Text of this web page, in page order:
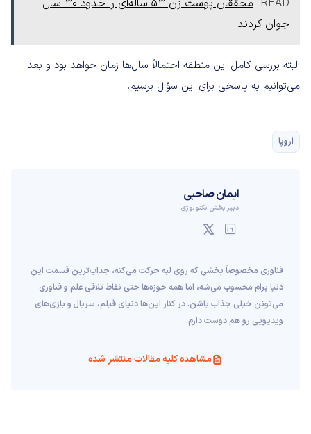
جوان کردند
البته بررسی کامل این منطقه احتمالاً سال‌ها زمان خواهد بود و بعد
می‌توانیم به پاسخی برای این سؤال برسیم.
اروپا
ایمان صاحبی
دبیر بخش تکنولوژی
فناوری مخصوصاً بخشی که روی لبه حرکت می‌کنه، جذاب‌ترین قسمت این
دنیا برام محسوب می‌شه، اما همه حوزه‌ها حتی نقاط تلاقی علم و فناوری
می‌تونن خیلی جذاب باشن. در کنار این‌ها دنیای فیلم، سریال و بازی‌های
ویدیویی رو هم دوست دارم.
مشاهده کلیه مقالات منتشر شده